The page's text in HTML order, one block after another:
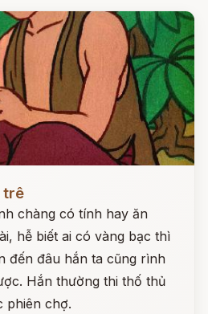
trê
chàng có tính hay ăn
hễ biết ai có vàng bạc thì
đến đâu hắn ta cũng rình
Hắn thường thi thố thủ
phiên chợ.